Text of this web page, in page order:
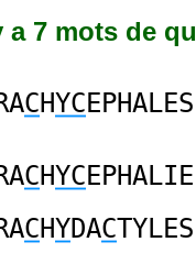
a 7 mots de
CHYCEPHALES
CHYCEPHALIE
CHYDACTYLES